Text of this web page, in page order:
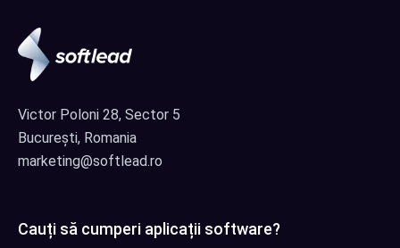
Victor Poloni 28, Sector 5
București, Romania
marketing@softlead.ro
Cauți să cumperi aplicații software?